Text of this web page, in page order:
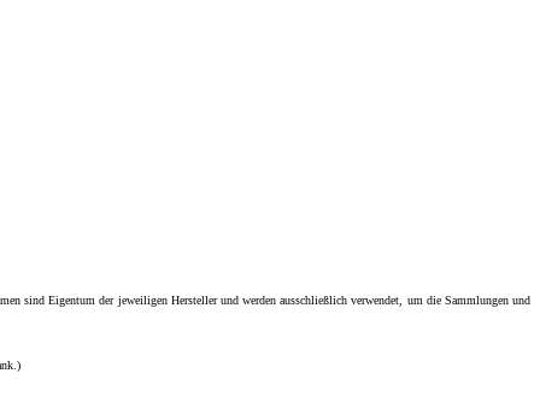
sind Eigentum der jeweiligen Hersteller und werden ausschließlich verwendet, um die Sammlungen und